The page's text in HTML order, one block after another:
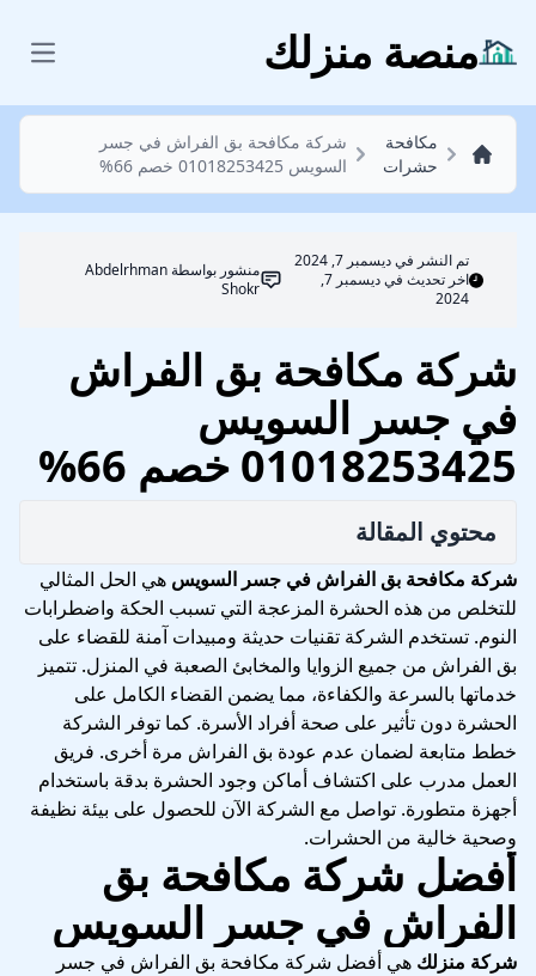
منصة منزلك
مكافحة
حشرات
شركة مكافحة بق الفراش في جسر
السويس 01018253425 خصم 66%
تم النشر فيديسمبر 7, 2024
اخر تحديث في ديسمبر 7,
2024
منشور بواسطةAbdelrhman
Shokr
شركة مكافحة بق الفراش
في جسر السويس
01018253425 خصم 66%
محتوي المقالة
شركة مكافحة بق الفراش في جسر السويس هي الحل المثالي
للتخلص من هذه الحشرة المزعجة التي تسبب الحكة واضطرابات
النوم. تستخدم الشركة تقنيات حديثة ومبيدات آمنة للقضاء على
بق الفراش من جميع الزوايا والمخابئ الصعبة في المنزل. تتميز
خدماتها بالسرعة والكفاءة، مما يضمن القضاء الكامل على
الحشرة دون تأثير على صحة أفراد الأسرة. كما توفر الشركة
خطط متابعة لضمان عدم عودة بق الفراش مرة أخرى. فريق
العمل مدرب على اكتشاف أماكن وجود الحشرة بدقة باستخدام
أجهزة متطورة. تواصل مع الشركة الآن للحصول على بيئة نظيفة
وصحية خالية من الحشرات.
أفضل شركة مكافحة بق
الفراش في جسر السويس
شركة منزلك هي أفضل شركة مكافحة بق الفراش في جسر